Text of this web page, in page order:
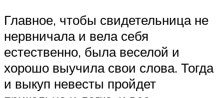
Главное, чтобы свидетельница не
нервничала и вела себя
естественно, была веселой и
хорошо выучила свои слова. Тогда
и выкуп невесты пройдет